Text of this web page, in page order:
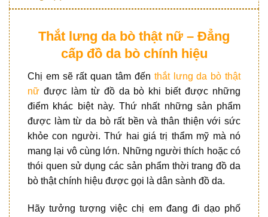
Thắt lưng da bò thật nữ – Đẳng
cấp đồ da bò chính hiệu
Chị em sẽ rất quan tâm đến thắt lưng da bò thật
nữ được làm từ đồ da bò khi biết được những
điểm khác biệt này. Thứ nhất những sản phẩm
được làm từ da bò rất bền và thân thiện với sức
khỏe con người. Thứ hai giá trị thẩm mỹ mà nó
mang lại vô cùng lớn. Những người thích hoặc có
thói quen sử dụng các sản phẩm thời trang đồ da
bò thật chính hiệu được gọi là dân sành đồ da.
Hãy tưởng tượng việc chị em đang đi dạo phố